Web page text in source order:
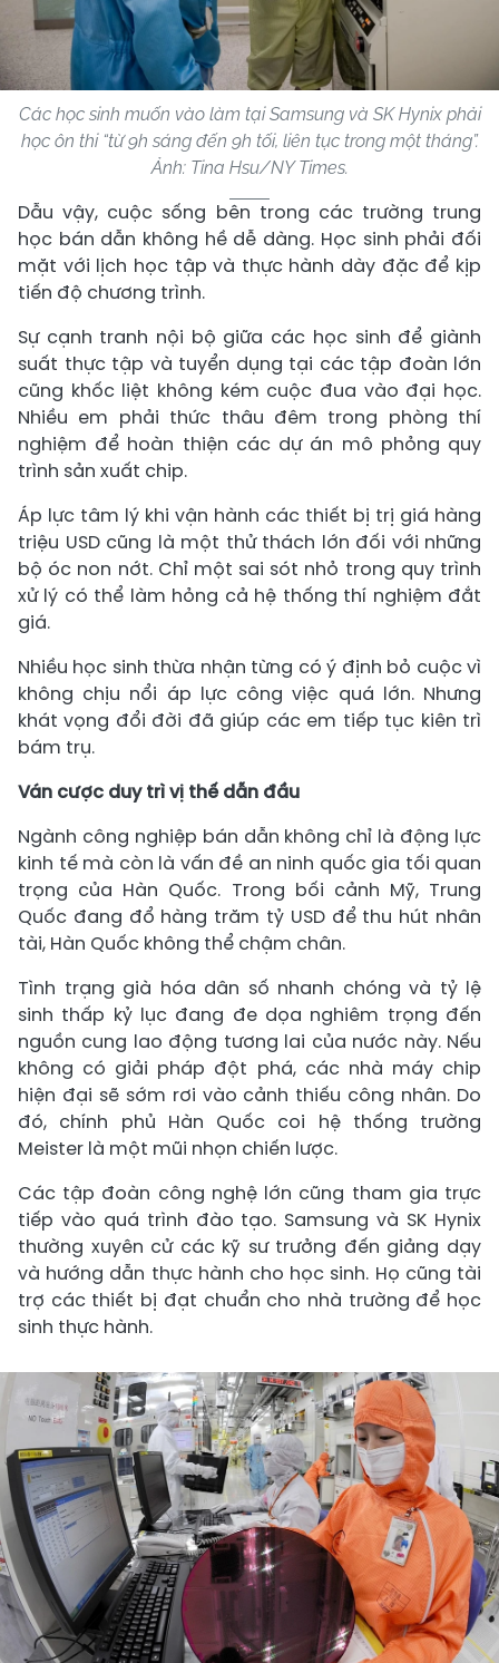
Các học sinh muốn vào làm tại Samsung và SK Hynix phải
học ôn thi “từ 9h sáng đến 9h tối, liên tục trong một tháng”.
Ảnh: Tina Hsu/NY Times.
Dẫu vậy, cuộc sống bên trong các trường trung
học bán dẫn không hề dễ dàng. Học sinh phải đối
mặt với lịch học tập và thực hành dày đặc để kịp
tiến độ chương trình.
Sự cạnh tranh nội bộ giữa các học sinh để giành
suất thực tập và tuyển dụng tại các tập đoàn lớn
cũng khốc liệt không kém cuộc đua vào đại học.
Nhiều em phải thức thâu đêm trong phòng thí
nghiệm để hoàn thiện các dự án mô phỏng quy
trình sản xuất chip.
Áp lực tâm lý khi vận hành các thiết bị trị giá hàng
triệu USD cũng là một thử thách lớn đối với những
bộ óc non nớt. Chỉ một sai sót nhỏ trong quy trình
xử lý có thể làm hỏng cả hệ thống thí nghiệm đắt
giá.
Nhiều học sinh thừa nhận từng có ý định bỏ cuộc vì
không chịu nổi áp lực công việc quá lớn. Nhưng
khát vọng đổi đời đã giúp các em tiếp tục kiên trì
bám trụ.
Ván cược duy trì vị thế dẫn đầu
Ngành công nghiệp bán dẫn không chỉ là động lực
kinh tế mà còn là vấn đề an ninh quốc gia tối quan
trọng của Hàn Quốc. Trong bối cảnh Mỹ, Trung
Quốc đang đổ hàng trăm tỷ USD để thu hút nhân
tài, Hàn Quốc không thể chậm chân.
Tình trạng già hóa dân số nhanh chóng và tỷ lệ
sinh thấp kỷ lục đang đe dọa nghiêm trọng đến
nguồn cung lao động tương lai của nước này. Nếu
không có giải pháp đột phá, các nhà máy chip
hiện đại sẽ sớm rơi vào cảnh thiếu công nhân. Do
đó, chính phủ Hàn Quốc coi hệ thống trường
Meister là một mũi nhọn chiến lược.
Các tập đoàn công nghệ lớn cũng tham gia trực
tiếp vào quá trình đào tạo. Samsung và SK Hynix
thường xuyên cử các kỹ sư trưởng đến giảng dạy
và hướng dẫn thực hành cho học sinh. Họ cũng tài
trợ các thiết bị đạt chuẩn cho nhà trường để học
sinh thực hành.